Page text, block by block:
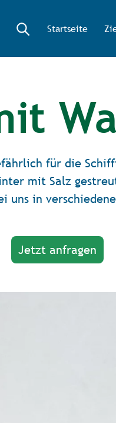
Startseite
für die
mit Salz
uns in
Jetzt anfragen